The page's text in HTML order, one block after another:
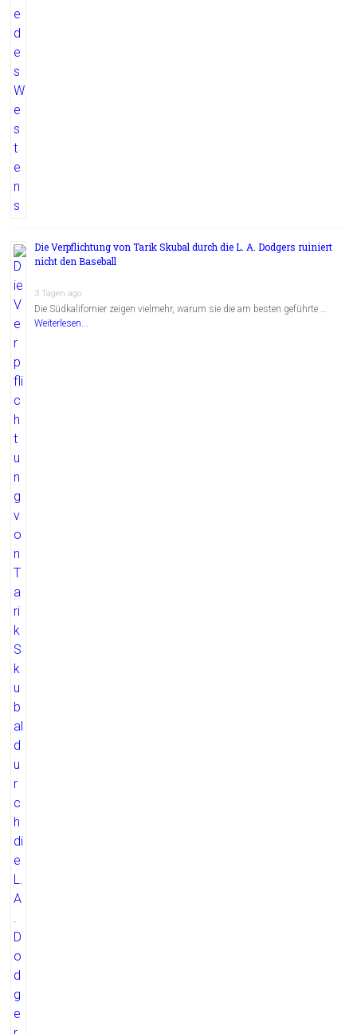
Die Verpflichtung von Tarik Skubal durch die L. A. Dodgers ruiniert
nicht den Baseball
3 Tagen ago
Die Südkalifornier zeigen vielmehr, warum sie die am besten geführte …
Weiterlesen...